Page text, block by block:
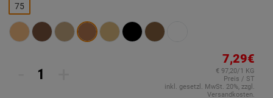
derselben
Seite.
75
7,29€
€ 97,20/1 KG
Preis / ST
inkl. gesetzl. MwSt. 20%, zzgl.
Versandkosten.